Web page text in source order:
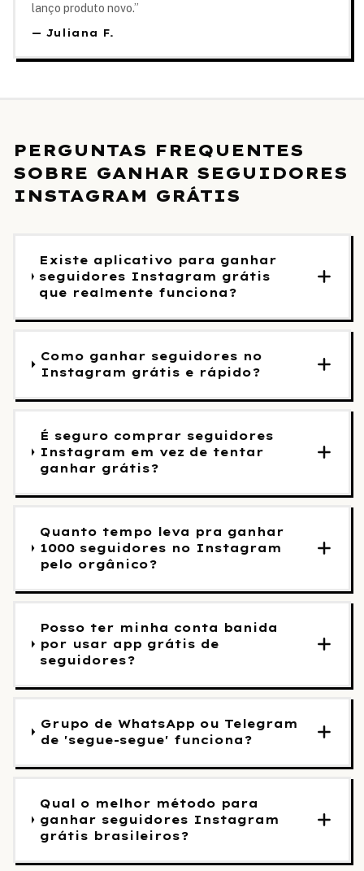
lanço produto novo.”
— Juliana F.
PERGUNTAS FREQUENTES
SOBRE GANHAR SEGUIDORES
INSTAGRAM GRÁTIS
Existe aplicativo para ganhar
seguidores Instagram grátis
que realmente funciona?
Como ganhar seguidores no
Instagram grátis e rápido?
É seguro comprar seguidores
Instagram em vez de tentar
ganhar grátis?
Quanto tempo leva pra ganhar
1000 seguidores no Instagram
pelo orgânico?
Posso ter minha conta banida
por usar app grátis de
seguidores?
Grupo de WhatsApp ou Telegram
de 'segue-segue' funciona?
Qual o melhor método para
ganhar seguidores Instagram
grátis brasileiros?